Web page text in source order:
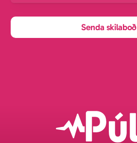
Senda skilaboð